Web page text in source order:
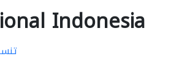
Indonesia